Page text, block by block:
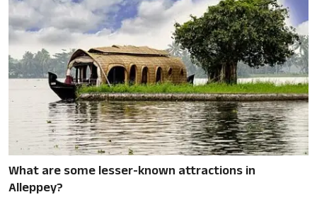
What are some lesser-known attractions in
Alleppey?